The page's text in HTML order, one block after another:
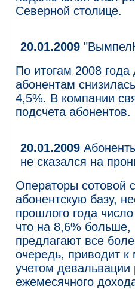
Северной столице.
20.01.2009
По итогам 2008
абонентам
4,5%. В компании
подсчета абонентов.
20.01.2009
не сказался на
Операторы сотовой
абонентскую базу,
прошлого года
что на 8,6% больше,
предлагают все
очередь, приводит к
учетом
ежемесячного